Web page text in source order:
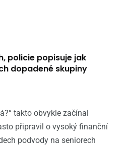
policie popisuje jak
dopadené skupiny
takto obvykle začínal
připravil o vysoký finanční
podvody na seniorech